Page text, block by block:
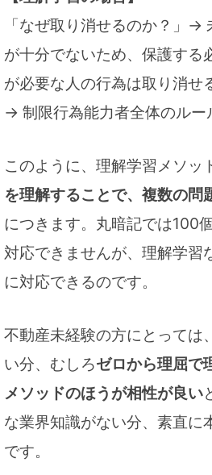
「なぜ取り消せるのか？」→
が十分でないため、保護す
が必要な人の行為は取り消せ
→ 制限行為能力者全体のルー
このように、理解学習メソッ
を理解することで、複数の問
につきます。丸暗記では100
対応できませんが、理解学習
に対応できるのです。
不動産未経験の方にとっては
い分、むしろゼロから理屈で
メソッドのほうが相性が良い
な業界知識がない分、素直に
です。